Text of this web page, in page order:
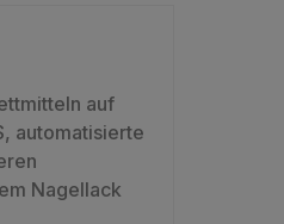
auf
automatisierte
Nagellack